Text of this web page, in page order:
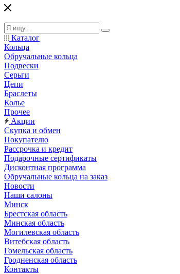
Каталог
Кольца
Обручальные кольца
Подвески
Серьги
Цепи
Браслеты
Колье
Прочее
Акции
Скупка и обмен
Покупателю
Рассрочка и кредит
Подарочные сертификаты
Дисконтная программа
Обручальные кольца на заказ
Новости
Наши салоны
Минск
Брестская область
Минская область
Могилевская область
Витебская область
Гомельская область
Гродненская область
Контакты